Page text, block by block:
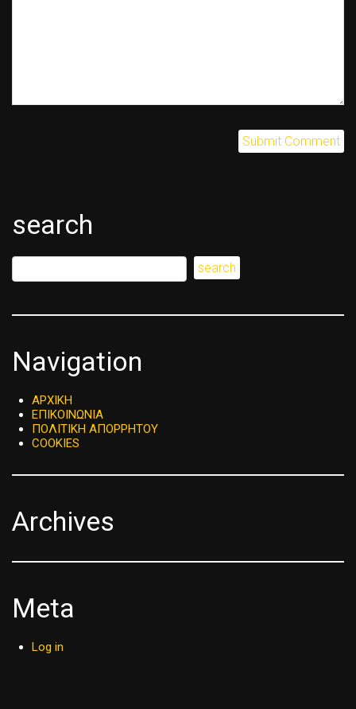
search
Navigation
ΑΡΧΙΚΗ
ΕΠΙΚΟΙΝΩΝΙΑ
ΠΟΛΙΤΙΚΗ ΑΠΟΡΡΗΤΟΥ
COOKIES
Archives
Meta
Log in